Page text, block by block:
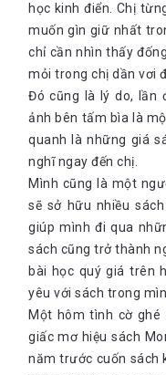
học kinh điển. Chị
muốn gìn giữ nhất
chỉ cần nhìn thấy
mỏi trong chị dần vơi
Đó cũng là lý do, lần
ảnh bên tấm bìa là
quanh là những giá
nghĩ ngay đến chị.
Mình cũng là một
sẽ sở hữu nhiều
giúp mình đi qua
sách cũng trở thành
bài học quý giá trên
yêu với sách trong
Một hôm tình cờ ghé
giấc mơ hiệu sách
năm trước cuốn sách